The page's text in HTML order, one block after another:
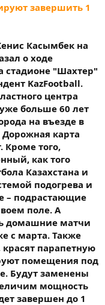
завершить 1
Касымбек на
о ходе
стадионе "Шахтер"
KazFootball.
центра
больше 60 лет
на въезде в
карта
Кроме того,
как того
Казахстана и
подогрева и
– подрастающие
поле. А
домашние матчи
с марта. Также
парапетную
помещения под
Будут заменены
мощность
завершен до 1